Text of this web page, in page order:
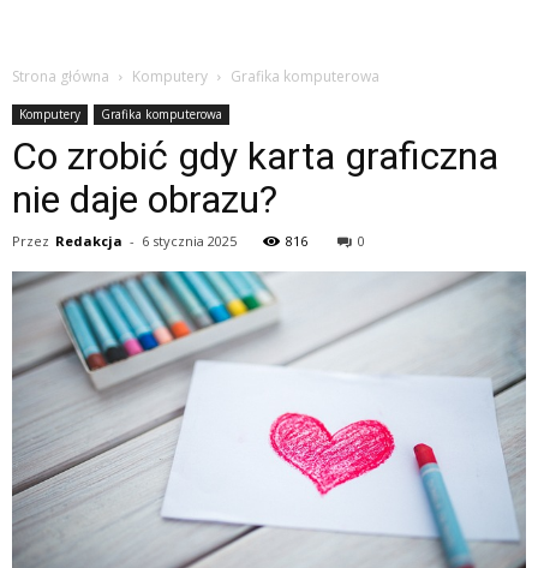
Strona główna Komputery Grafika komputerowa
Komputery Grafika komputerowa
Co zrobić gdy karta graficzna
nie daje obrazu?
Przez Redakcja - 6 stycznia 2025 816 0